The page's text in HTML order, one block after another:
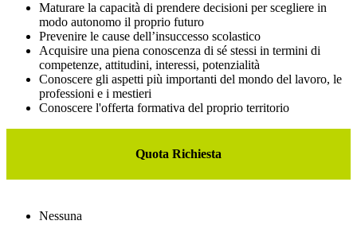
Maturare la capacità di prendere decisioni per scegliere in
modo autonomo il proprio futuro
Prevenire le cause dell’insuccesso scolastico
Acquisire una piena conoscenza di sé stessi in termini di
competenze, attitudini, interessi, potenzialità
Conoscere gli aspetti più importanti del mondo del lavoro, le
professioni e i mestieri
Conoscere l'offerta formativa del proprio territorio
Quota Richiesta
Nessuna